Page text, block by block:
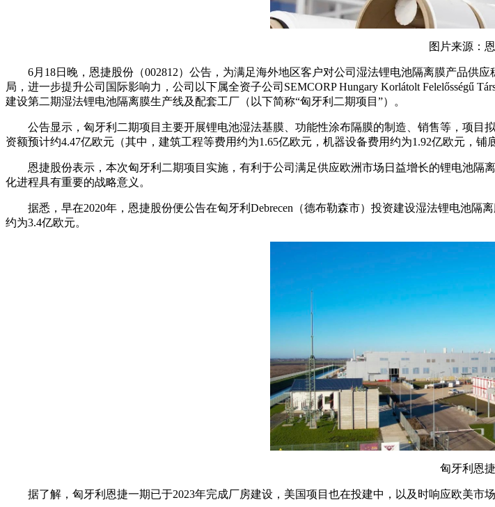
图片来源：
6月18日晚，恩捷股份（002812）公告，为满足海外地区客户对公司湿法锂电池隔离膜产品供
局，进一步提升公司国际影响力，公司以下属全资子公司SEMCORP Hungary Korlátolt Felelősségű
建设第二期湿法锂电池隔离膜生产线及配套工厂（以下简称“匈牙利二期项目”）。
公告显示，匈牙利二期项目主要开展锂电池湿法基膜、功能性涂布隔膜的制造、销售等，项
资额预计约4.47亿欧元（其中，建筑工程等费用约为1.65亿欧元，机器设备费用约为1.92亿欧元，
恩捷股份表示，本次匈牙利二期项目实施，有利于公司满足供应欧洲市场日益增长的锂电池隔
化进程具有重要的战略意义。
据悉，早在2020年，恩捷股份便公告在匈牙利Debrecen（德布勒森市）投资建设湿法锂电池
约为3.4亿欧元。
匈牙利恩
据了解，匈牙利恩捷一期已于2023年完成厂房建设，美国项目也在投建中，以及时响应欧美市